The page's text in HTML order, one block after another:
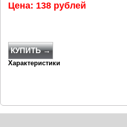
Цена: 138 рублей
КУПИТЬ →
Характеристики